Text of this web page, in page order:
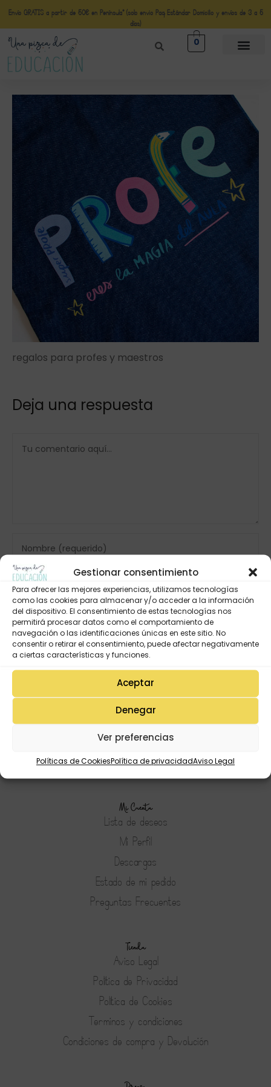
Gestionar consentimiento
Para ofrecer las mejores experiencias, utilizamos tecnologías
como las cookies para almacenar y/o acceder a la información
del dispositivo. El consentimiento de estas tecnologías nos
permitirá procesar datos como el comportamiento de
navegación o las identificaciones únicas en este sitio. No
consentir o retirar el consentimiento, puede afectar negativamente
a ciertas características y funciones.
Aceptar
Denegar
Ver preferencias
Políticas de CookiesPolítica de privacidadAviso Legal
Envío GRATIS a partir de 50€ en Península* (solo envio Paq Estándar Domicilio y envíos de 3 a 5
días)
0
regalos para profes y maestros
Deja una respuesta
Mi Cuenta
Lista de deseos
Mi Perfil
Descargas
Estado de mi pedido
Preguntas Frecuentes
Tienda
Aviso Legal
Política de Privacidad
Política de Cookies
Terminos y condiciones
Condiciones de compra y Devolución